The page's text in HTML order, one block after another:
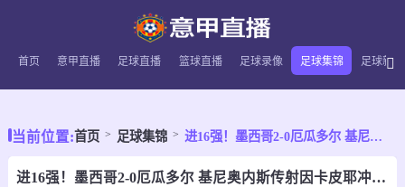
首页 意甲直播 足球直播 篮球直播 足球录像 足球集锦 足球新闻
当前位置:首页 足球集锦 进16强！墨西哥2-0厄瓜多尔 基尼奥内斯传射因卡皮耶冲突捂嘴染红
进16强！墨西哥2-0厄瓜多尔 基尼奥内斯传射因卡皮耶冲突捂嘴染红